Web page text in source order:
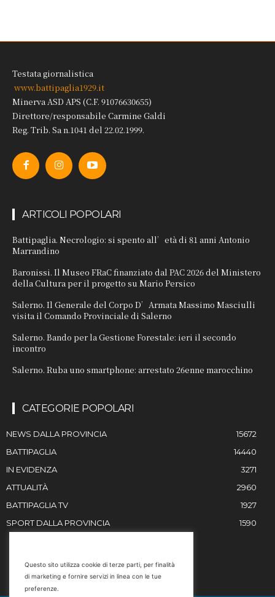
Testata giornalistica
www.battipaglia1929.it
Minerva ASD APS (C.F. 91076630655)
Direttore/responsabile Carmine Galdi
Reg. Trib. Sa n.1041 del 22.02.1999.
ARTICOLI POPOLARI
Battipaglia. Necrologio: si spento all’età di 81 anni Antonio
Marrandino
Baronissi. Il Museo FRaC finanziato dal PAC 2026 del Ministero
della Cultura per il progetto su Mario Persico
Salerno. Il Generale del Corpo D’Armata Massimo Masciulli
visita il Comando Provinciale di Salerno
Salerno. Bando per la Gestione Forestale: ieri il secondo
incontro
Salerno. Ruba uno smartphone: arrestato 26enne marocchino
CATEGORIE POPOLARI
NEWS DALLA PROVINCIA
15672
BATTIPAGLIA
14440
IN EVIDENZA
3271
ATTUALITÀ
2960
BATTIPAGLIA TV
1927
SPORT DALLA PROVINCIA
1590
Email
Questo sito utilizza cookie di terze parti, per finalità
di marketing e fornire servizi in linea con le tue
preferenze.